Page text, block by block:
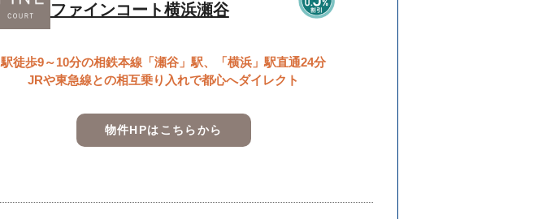
ファインコート横浜瀬谷
駅徒歩9～10分の相鉄本線「瀬谷」駅、「横浜」駅直通24分
JRや東急線との相互乗り入れで都心へダイレクト
物件HPはこちらから